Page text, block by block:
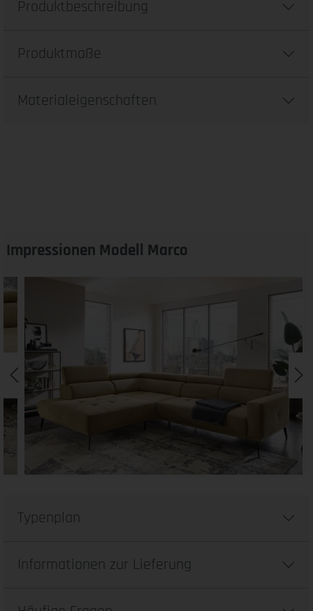
Produktbeschreibung
Produktmaße
Materialeigenschaften
Impressionen Modell Marco
Typenplan
Informationen zur Lieferung